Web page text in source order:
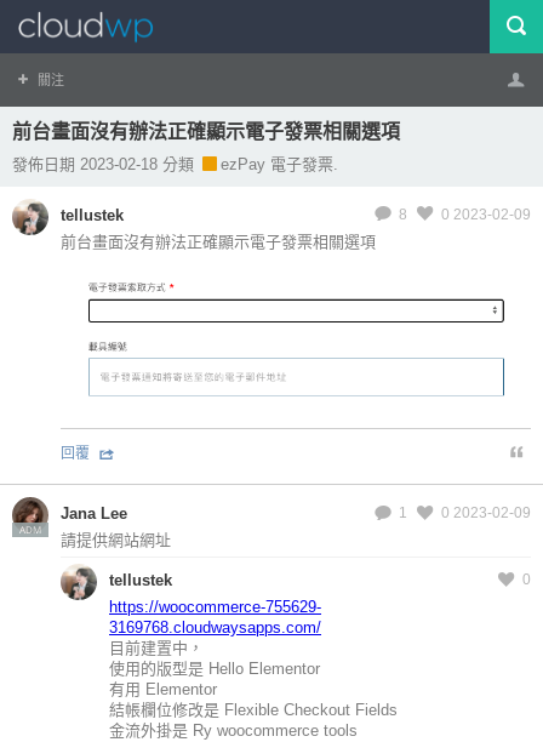
關注
帳號 登出
前台畫面沒有辦法正確顯示電子發票相關選項
發佈日期 2023-02-18 分類 ezPay 電子發票.
8 0 2023-02-09
tellustek
前台畫面沒有辦法正確顯示電子發票相關選項
回覆
ADM
1 0 2023-02-09
Jana Lee
請提供網站網址
0
tellustek
https://woocommerce-755629-
3169768.cloudwaysapps.com/
目前建置中，
使用的版型是 Hello Elementor
有用 Elementor
結帳欄位修改是 Flexible Checkout Fields
金流外掛是 Ry woocommerce tools